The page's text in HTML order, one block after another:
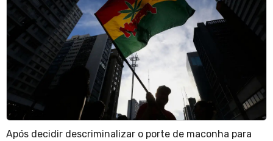
Após decidir descriminalizar o porte de maconha para